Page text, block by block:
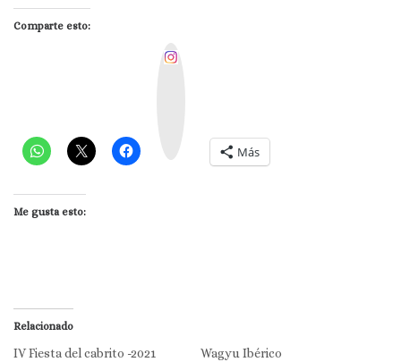
Comparte esto:
Más
Me gusta esto:
Relacionado
IV Fiesta del cabrito -2021
Wagyu Ibérico